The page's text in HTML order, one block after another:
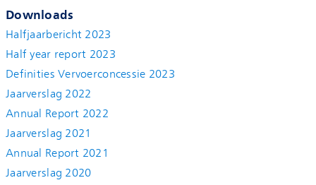
Downloads
Halfjaarbericht 2023
Half year report 2023
Definities Vervoerconcessie 2023
Jaarverslag 2022
Annual Report 2022
Jaarverslag 2021
Annual Report 2021
Jaarverslag 2020